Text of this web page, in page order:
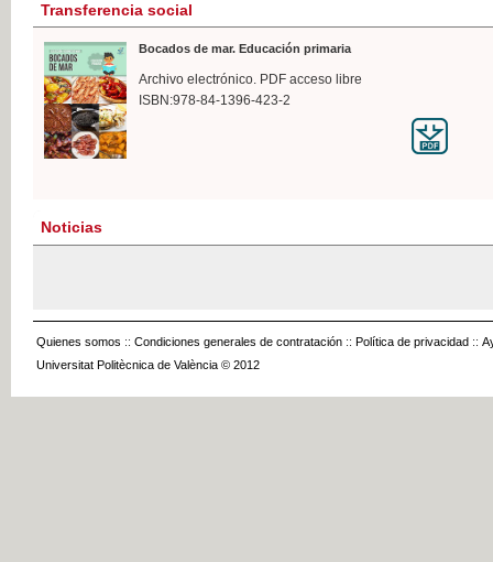
Transferencia social
Bocados de mar. Educación primaria
Archivo electrónico. PDF acceso libre
ISBN:978-84-1396-423-2
Noticias
Quienes somos :: Condiciones generales de contratación :: Política de privacidad ::
Universitat Politècnica de València © 2012